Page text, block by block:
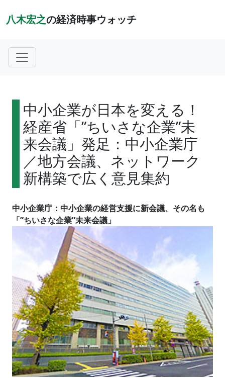
八木宏之の経済時事ウォッチ
中小企業が日本を変える！
経産省「”ちいさな企業”未
来会議」発足：中小企業庁
／地方会議、ネットワーク
新構築で広く意見集約
中小企業庁：中小企業の経営支援に新会議、その名も
「”ちいさな企業”未来会議」